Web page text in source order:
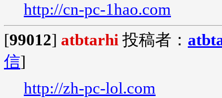
http://cn-pc-1hao.com
[99012] atbtarhi 投稿者：
信]
http://zh-pc-lol.com